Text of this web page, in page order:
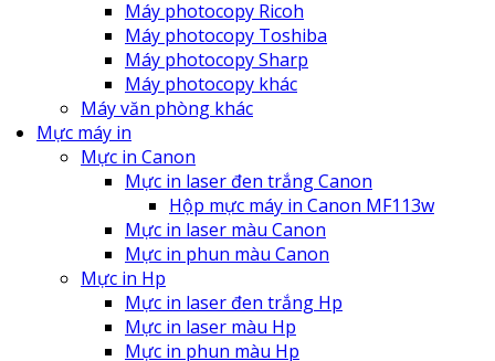
Máy photocopy Ricoh
Máy photocopy Toshiba
Máy photocopy Sharp
Máy photocopy khác
Máy văn phòng khác
Mực máy in
Mực in Canon
Mực in laser đen trắng Canon
Hộp mực máy in Canon MF113w
Mực in laser màu Canon
Mực in phun màu Canon
Mực in Hp
Mực in laser đen trắng Hp
Mực in laser màu Hp
Mực in phun màu Hp